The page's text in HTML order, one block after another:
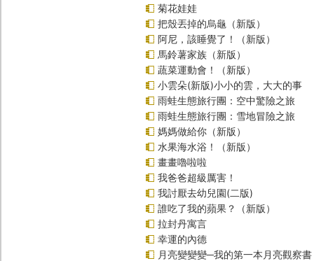
菊花娃娃
把殼丟掉的烏龜（新版）
阿尼，該睡覺了！（新版）
馬鈴薯家族（新版）
蔬菜運動會！（新版）
小雲朵(新版)小小的雲，大大的事
雨蛙生態旅行團：空中驚險之旅
雨蛙生態旅行團：雪地冒險之旅
媽媽做給你（新版）
水果海水浴！（新版）
畫畫嚕啦啦
我爸爸超級厲害！
我討厭去幼兒園(二版)
誰吃了我的蘋果？（新版）
拉封丹寓言
幸運的內德
月亮變變變─我的第一本月亮觀察書